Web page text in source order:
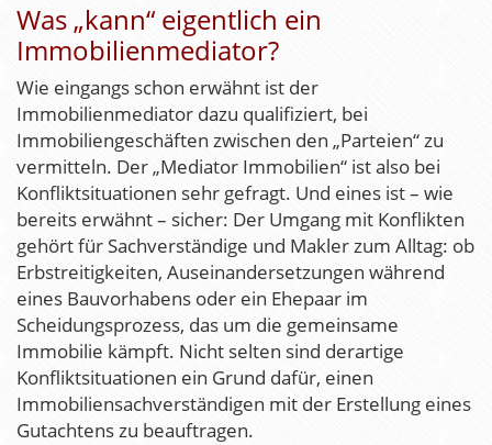
Was „kann“ eigentlich ein
Immobilienmediator?
Wie eingangs schon erwähnt ist der
Immobilienmediator dazu qualifiziert, bei
Immobiliengeschäften zwischen den „Parteien“ zu
vermitteln. Der „Mediator Immobilien“ ist also bei
Konfliktsituationen sehr gefragt. Und eines ist – wie
bereits erwähnt – sicher: Der Umgang mit Konflikten
gehört für Sachverständige und Makler zum Alltag: ob
Erbstreitigkeiten, Auseinandersetzungen während
eines Bauvorhabens oder ein Ehepaar im
Scheidungsprozess, das um die gemeinsame
Immobilie kämpft. Nicht selten sind derartige
Konfliktsituationen ein Grund dafür, einen
Immobiliensachverständigen mit der Erstellung eines
Gutachtens zu beauftragen.